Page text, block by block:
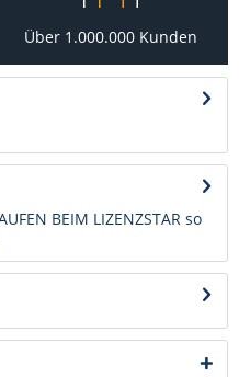
Über 1.000.000 Kunden
BEIM LIZENZSTAR so